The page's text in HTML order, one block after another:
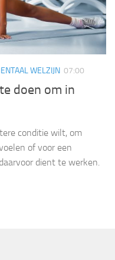
WELZIJN 07:00
doen om in
conditie wilt, om
of voor een
dient te werken.